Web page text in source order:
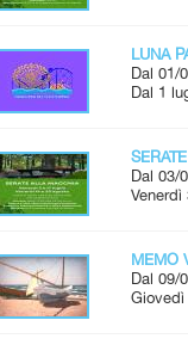
LUNA
Dal 01/
Dal 1
Dal 03/
MEMO
Dal 09/